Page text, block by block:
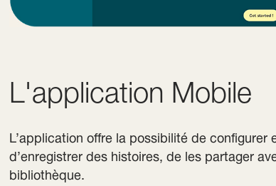
L'application Mobile
L’application offre la possibilité de
d’enregistrer des histoires, de les partager
bibliothèque.